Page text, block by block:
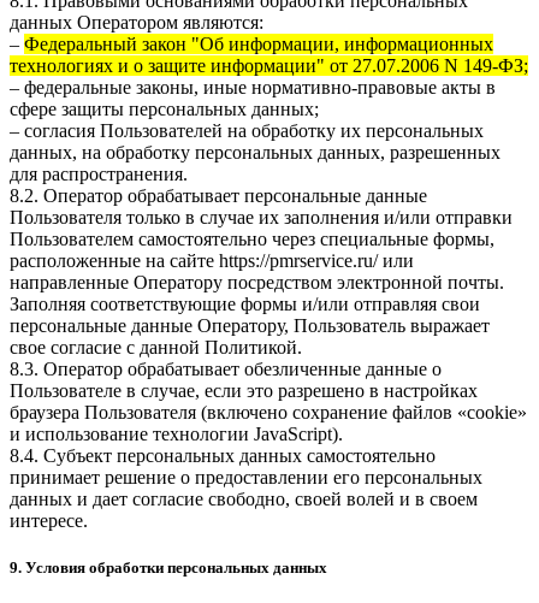
данных Оператором являются:
– Федеральный закон "Об информации, информационных
технологиях и о защите информации" от 27.07.2006 N 149-ФЗ;
– федеральные законы, иные нормативно-правовые акты в
сфере защиты персональных данных;
– согласия Пользователей на обработку их персональных
данных, на обработку персональных данных, разрешенных
для распространения.
8.2. Оператор обрабатывает персональные данные
Пользователя только в случае их заполнения и/или отправки
Пользователем самостоятельно через специальные формы,
расположенные на сайте https://pmrservice.ru/или
направленные Оператору посредством электронной почты.
Заполняя соответствующие формы и/или отправляя свои
персональные данные Оператору, Пользователь выражает
свое согласие с данной Политикой.
8.3. Оператор обрабатывает обезличенные данные о
Пользователе в случае, если это разрешено в настройках
браузера Пользователя (включено сохранение файлов «cookie»
и использование технологии JavaScript).
8.4. Субъект персональных данных самостоятельно
принимает решение о предоставлении его персональных
данных и дает согласие свободно, своей волей и в своем
интересе.
9. Условия обработки персональных данных